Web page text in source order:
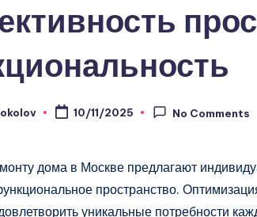
10/11/2025 No Comments
дома в Москве предлагают
пространство.
уникальные потребности